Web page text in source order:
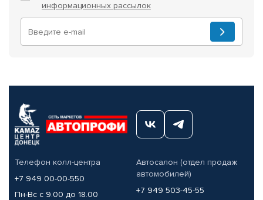
информационных рассылок
Телефон колл-центра
+7 949 00-00-550
Пн-Вс с 9.00 до 18.00
Автосалон (отдел продаж
автомобилей)
+7 949 503-45-55